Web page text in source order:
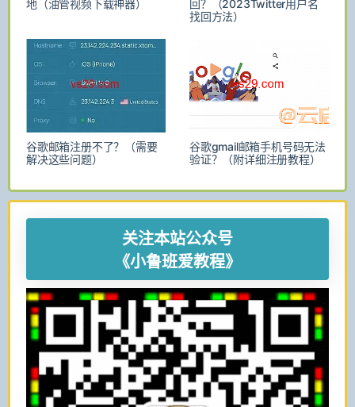
地（油管视频下载神器）
回？（2023Twitter用户名
找回方法）
谷歌邮箱注册不了？（需要
解决这些问题）
谷歌gmail邮箱手机号码无法
验证？（附详细注册教程）
关注本站公众号
《小鲁班爱教程》